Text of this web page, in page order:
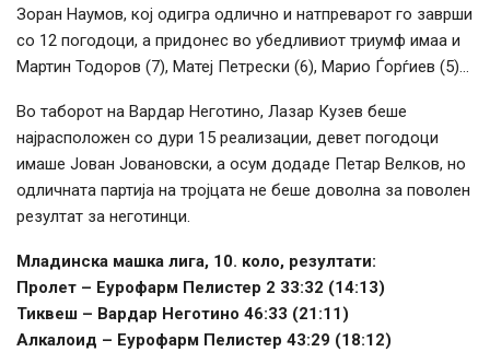
Зоран Наумов, кој одигра одлично и натпреварот го заврши
со 12 погодоци, а придонес во убедливиот триумф имаа и
Мартин Тодоров (7), Матеј Петрески (6), Марио Ѓорѓиев (5)…
Во таборот на Вардар Неготино, Лазар Кузев беше
најрасположен со дури 15 реализации, девет погодоци
имаше Јован Јовановски, а осум додаде Петар Велков, но
одличната партија на тројцата не беше доволна за поволен
резултат за неготинци.
Младинска машка лига, 10. коло, резултати:
Пролет – Еурофарм Пелистер 2 33:32 (14:13)
Тиквеш – Вардар Неготино 46:33 (21:11)
Алкалоид – Еурофарм Пелистер 43:29 (18:12)